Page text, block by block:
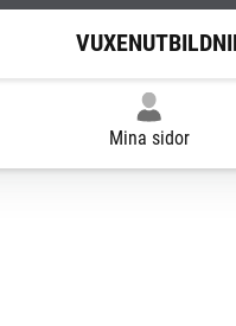
Mina sidor